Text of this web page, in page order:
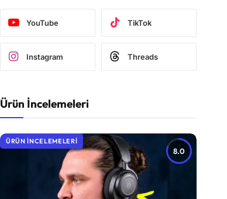
YouTube TikTok
Instagram Threads
Ürün İncelemeleri
8.0
ÜRÜN İNCELEMELERI